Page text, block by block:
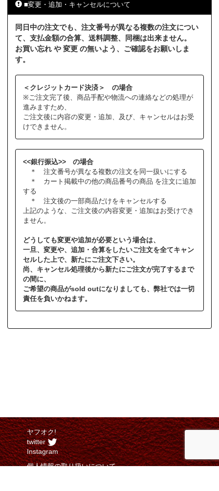
■変更・追加・キャンセルについて
同日中の注文でも、注文番号が異なる複数の注文につい
て、支払金額の合算、送料調整、同梱は出来ません。
お買い忘れ や 変更 の無いよう、ご確認をお願いしま
す。
＜クレジットカード決済＞ の場合
※ご注文完了後、商品手配や物流への連絡などの処理が
進みますため、
ご注文後に内容の変更・追加、及び、キャンセルはお受
けできません。
<<銀行振込>> の場合
＊ 注文番号が異なる複数の注文を同一扱いにする
＊ カート掲載中の他の商品番号の商品 を注文に追加
する
＊ 注文後の一部商品だけをキャンセルする
上記のような、ご注文後の内容変更・追加はお受けでき
ません。
どうしても変更や追加が必要という場合は、
一旦、変更や、追加・合算をしたいご注文を全てキャン
セルした上で、新たにご注文下さい。
尚、キャンセル処理後から新たにご注文が完了するまで
の間に、
ご希望の商品がsold outになりましても、弊社では一切
責任を負いかねます。
ヤフオク!
twitter
Instagram
個人情報の取り扱いについて